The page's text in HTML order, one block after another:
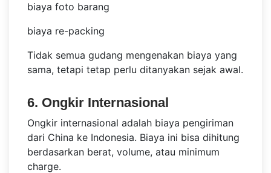
biaya foto barang
biaya re-packing
Tidak semua gudang mengenakan biaya yang
sama, tetapi tetap perlu ditanyakan sejak awal.
6. Ongkir Internasional
Ongkir internasional adalah biaya pengiriman
dari China ke Indonesia. Biaya ini bisa dihitung
berdasarkan berat, volume, atau minimum
charge.